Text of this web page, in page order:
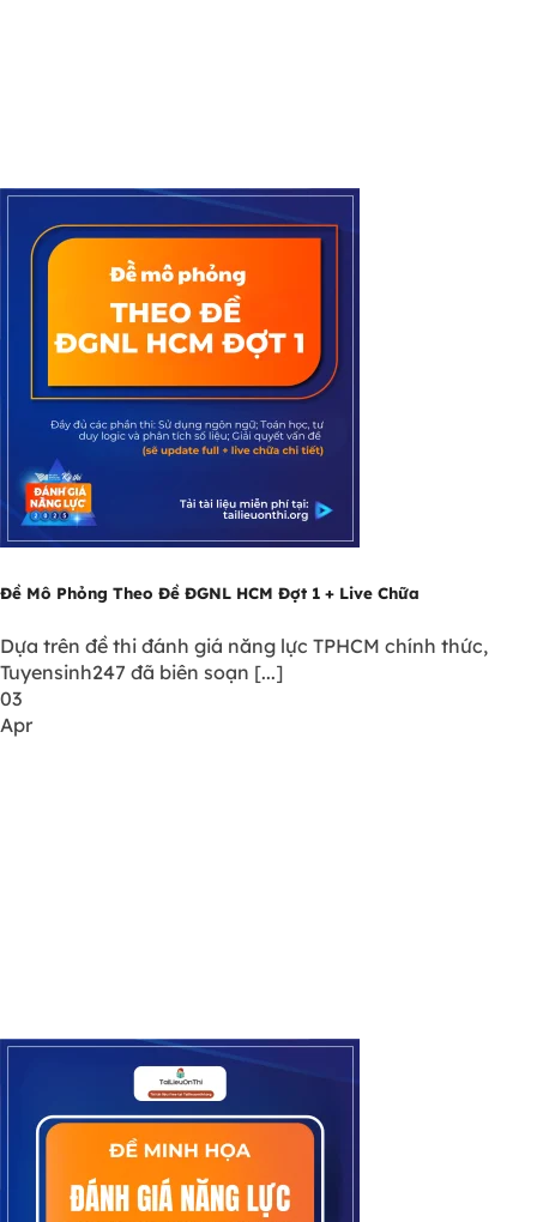
Đề Mô Phỏng Theo Đề ĐGNL HCM Đợt 1 + Live Chữa
Dựa trên đề thi đánh giá năng lực TPHCM chính thức,
Tuyensinh247 đã biên soạn [...]
03
Apr